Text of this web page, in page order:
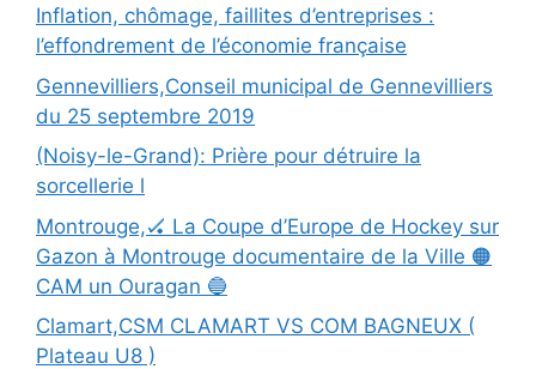
Inflation, chômage, faillites d’entreprises :
l’effondrement de l’économie française
Gennevilliers,Conseil municipal de Gennevilliers
du 25 septembre 2019
(Noisy-le-Grand): Prière pour détruire la
sorcellerie l
Montrouge,🏑 La Coupe d’Europe de Hockey sur
Gazon à Montrouge documentaire de la Ville 🟠
CAM un Ouragan 🔵
Clamart,CSM CLAMART VS COM BAGNEUX (
Plateau U8 )